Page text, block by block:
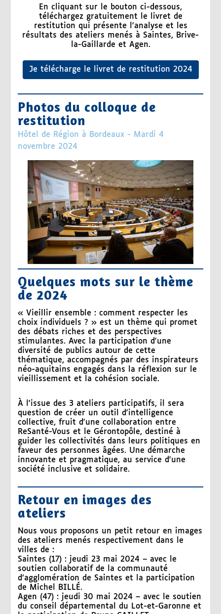
En cliquant sur le bouton ci-dessous,
téléchargez gratuitement le livret de
restitution qui présente l'analyse et les
résultats des ateliers menés à Saintes, Brive-
la-Gaillarde et Agen.
Je télécharge le livret de restitution 2024
Photos du colloque de
restitution
Hôtel de Région à Bordeaux - Mardi 4
novembre 2024
Quelques mots sur le thème
de 2024
« Vieillir ensemble : comment respecter les
choix individuels ? » est un thème qui promet
des débats riches et des perspectives
stimulantes. Avec la participation d'une
diversité de publics autour de cette
thématique, accompagnés par des inspirateurs
néo-aquitains engagés dans la réflexion sur le
vieillissement et la cohésion sociale.
À l'issue des 3 ateliers participatifs, il sera
question de créer un outil d'intelligence
collective, fruit d'une collaboration entre
ReSanté-Vous et le Gérontopôle, destiné à
guider les collectivités dans leurs politiques en
faveur des personnes âgées. Une démarche
innovante et pragmatique, au service d'une
société inclusive et solidaire.
Retour en images des
ateliers
Nous vous proposons un petit retour en images
des ateliers menés respectivement dans le
villes de :
Saintes (17) : jeudi 23 mai 2024 – avec le
soutien collaboratif de la communauté
d’agglomération de Saintes et la participation
de Michel BILLÉ.
Agen (47) : jeudi 30 mai 2024 – avec le soutien
du conseil départemental du Lot-et-Garonne et